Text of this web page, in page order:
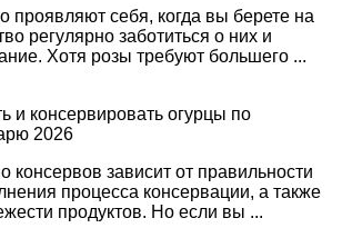
проявляют себя, когда вы берете на
регулярно заботиться о них и
Хотя розы требуют большего ...
и консервировать огурцы по
2026
консервов зависит от правильности
процесса консервации, а также
продуктов. Но если вы ...